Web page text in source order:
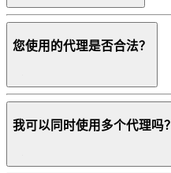
您使用的代理是否合法？
我可以同时使用多个代理吗？